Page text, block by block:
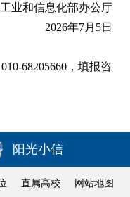
工业和信息化部办公厅
2026年7月5日
68205660， 填报咨
阳光小信
直属高校 网站地图